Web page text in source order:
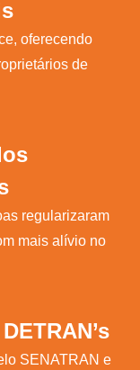
oferecendo
de
regularizaram
mais alívio no
SENATRAN e